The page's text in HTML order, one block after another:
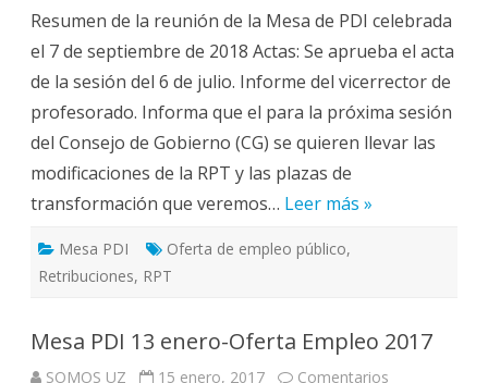
Mesa
de
PDI
de
7
de
septiembre
Resumen de la reunión de la Mesa de PDI celebrada
el 7 de septiembre de 2018 Actas: Se aprueba el acta
de la sesión del 6 de julio. Informe del vicerrector de
profesorado. Informa que el para la próxima sesión
del Consejo de Gobierno (CG) se quieren llevar las
modificaciones de la RPT y las plazas de
transformación que veremos… Leer más »
Mesa PDI Oferta de empleo público,
Retribuciones, RPT
Mesa PDI 13 enero-Oferta Empleo 2017
SOMOS UZ 15 enero, 2017 Comentarios